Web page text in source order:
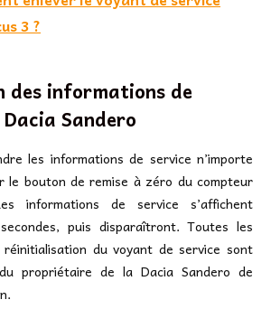
3 ?
des informations de
Sandero
les informations de service n’importe
le bouton de remise à zéro du compteur
informations de service s’affichent
puis disparaîtront. Toutes les
du voyant de service sont
propriétaire de la Dacia Sandero de